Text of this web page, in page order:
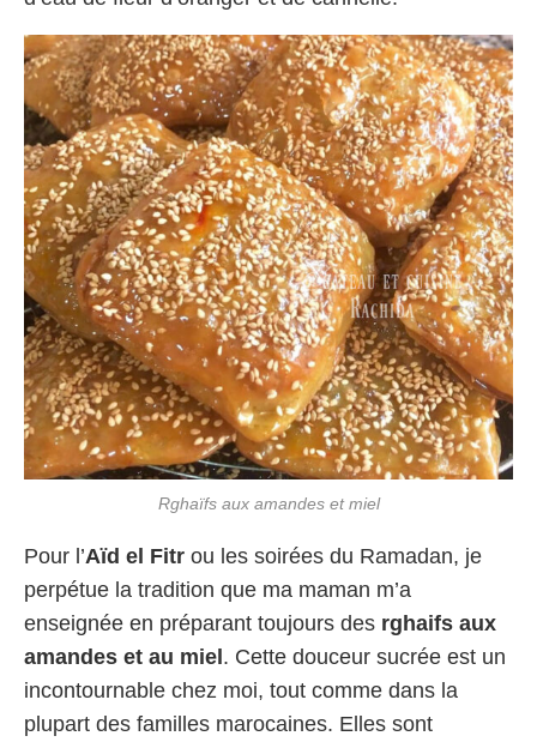
Rghaïfs aux amandes et miel
Pour l’Aïd el Fitr ou les soirées du Ramadan, je
perpétue la tradition que ma maman m’a
enseignée en préparant toujours des rghaifs aux
amandes et au miel . Cette douceur sucrée est un
incontournable chez moi, tout comme dans la
plupart des familles marocaines. Elles sont